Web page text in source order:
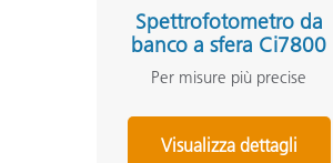
Spettrofotometro da
banco a sfera Ci7800
Per misure più precise
Visualizza dettagli